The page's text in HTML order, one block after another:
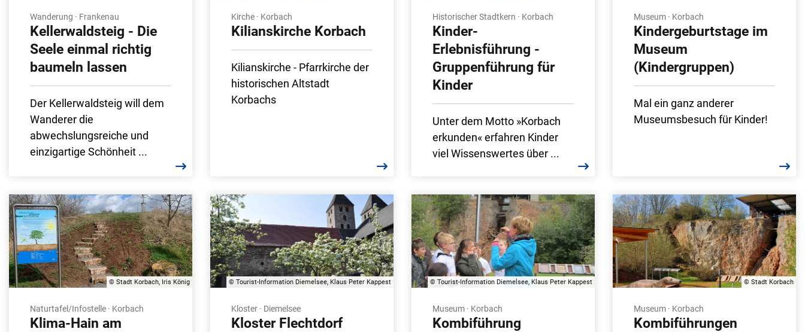
Wanderung · Frankenau
Kellerwaldsteig - Die
Seele einmal richtig
baumeln lassen
Der Kellerwaldsteig will dem
Wanderer die
abwechslungsreiche und
einzigartige Schönheit ...
Kirche · Korbach
Kilianskirche Korbach
Kilianskirche - Pfarrkirche der
historischen Altstadt
Korbachs
Historischer Stadtkern · Korbach
Kinder-
Erlebnisführung -
Gruppenführung für
Kinder
Unter dem Motto »Korbach
erkunden« erfahren Kinder
viel Wissenswertes über ...
Museum · Korbach
Kindergeburtstage im
Museum
(Kindergruppen)
Mal ein ganz anderer
Museumsbesuch für Kinder!
© Stadt Korbach, Iris König
Naturtafel/Infostelle · Korbach
Klima-Hain am
© Tourist-Information Diemelsee, Klaus Peter Kappest
Kloster · Diemelsee
Kloster Flechtdorf
© Tourist-Information Diemelsee, Klaus Peter Kappest
Museum · Korbach
Kombiführung
© Stadt Korbach
Museum · Korbach
Kombiführungen